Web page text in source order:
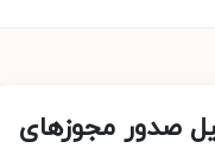
صدور مجوزهای